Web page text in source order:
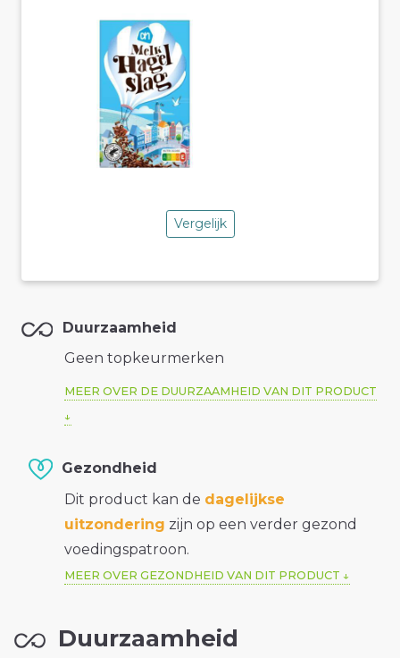
Vergelijk
Duurzaamheid
Geen topkeurmerken
MEER OVER DE DUURZAAMHEID VAN DIT PRODUCT
Gezondheid
Dit product kan de dagelijkse
uitzondering zijn op een verder gezond
voedingspatroon.
MEER OVER GEZONDHEID VAN DIT PRODUCT
Duurzaamheid